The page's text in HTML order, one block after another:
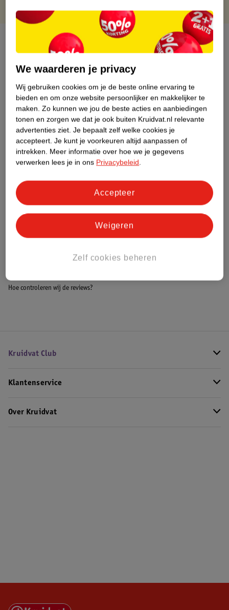
Over dit product
Productinformatie
Etiketinformatie
Nature Impact Score
Dit product heeft (nog) geen Nature
Impact Score.
Meer informatie
Bestel & Bezorginformatie
Bekijk ook
Alle Scrub
Hoe controleren wij de reviews?
Kruidvat Club
Klantenservice
Over Kruidvat
We waarderen je privacy
Wij gebruiken cookies om je de beste online ervaring te
bieden en om onze website persoonlijker en makkelijker te
maken. Zo kunnen we jou de beste acties en aanbiedingen
tonen en zorgen we dat je ook buiten Kruidvat.nl relevante
advertenties ziet. Je bepaalt zelf welke cookies je
accepteert. Je kunt je voorkeuren altijd aanpassen of
intrekken. Meer informatie over hoe we je gegevens
verwerken lees je in ons Privacybeleid.
Zelf cookies beheren
Weigeren
Accepteer